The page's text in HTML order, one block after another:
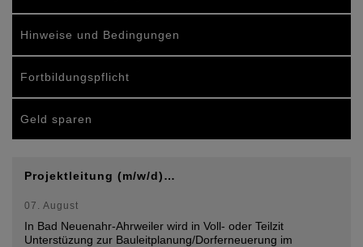
Hinweise und Bedingungen
Fortbildungspflicht
Geld sparen
Projektleitung (m/w/d)…
07. August
In Bad Neuenahr-Ahrweiler wird in Voll- oder Teilzit
Unterstüzung zur Bauleitplanung/Dorferneuerung im